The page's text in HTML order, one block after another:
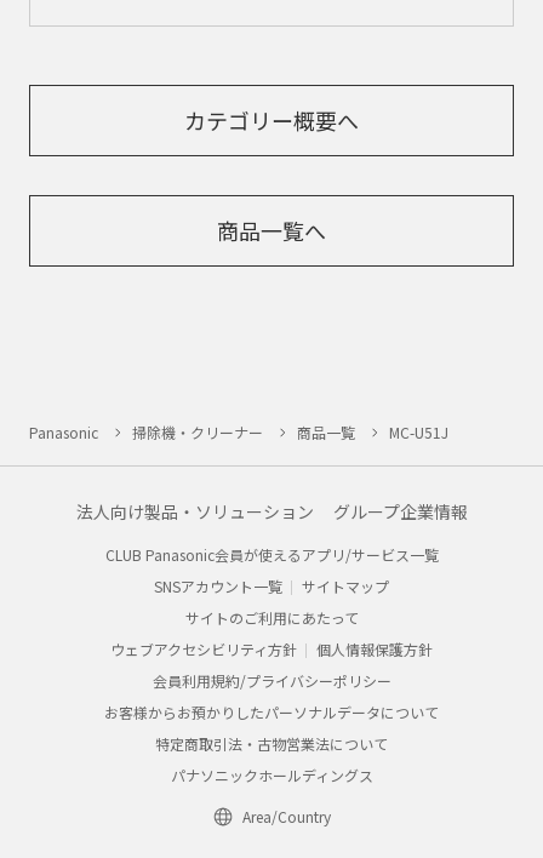
カテゴリー概要へ
商品一覧へ
Panasonic 掃除機・クリーナー 商品一覧 MC-U51J
法人向け製品・ソリューション グループ企業情報
CLUB Panasonic会員が使えるアプリ/サービス一覧
SNSアカウント一覧
サイトマップ
サイトのご利用にあたって
ウェブアクセシビリティ方針
個人情報保護方針
会員利用規約/プライバシーポリシー
お客様からお預かりしたパーソナルデータについて
特定商取引法・古物営業法について
パナソニックホールディングス
Area/Country